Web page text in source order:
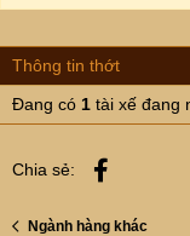
Thông tin thớt
Đang có 1 tài xế đang
Chia sẻ:
Ngành hàng khác